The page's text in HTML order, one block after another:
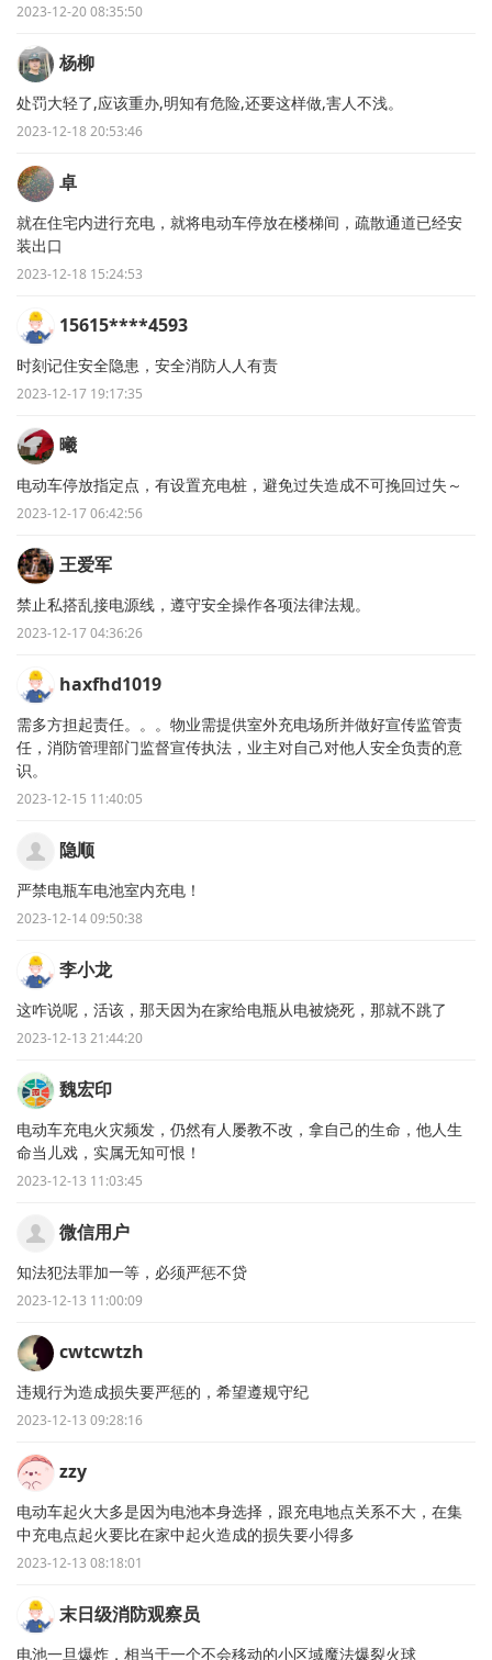
2023-12-20 08:35:50
杨柳
处罚大轻了,应该重办,明知有危险,还要这样做,害人不浅。
2023-12-18 20:53:46
卓
就在住宅内进行充电，就将电动车停放在楼梯间，疏散通道已经安
装出口
2023-12-18 15:24:53
15615****4593
时刻记住安全隐患，安全消防人人有责
2023-12-17 19:17:35
曦
电动车停放指定点，有设置充电桩，避免过失造成不可挽回过失～
2023-12-17 06:42:56
王爱军
禁止私搭乱接电源线，遵守安全操作各项法律法规。
2023-12-17 04:36:26
haxfhd1019
需多方担起责任。。。物业需提供室外充电场所并做好宣传监管责
任，消防管理部门监督宣传执法，业主对自己对他人安全负责的意
识。
2023-12-15 11:40:05
隐顺
严禁电瓶车电池室内充电！
2023-12-14 09:50:38
李小龙
这咋说呢，活该，那天因为在家给电瓶从电被烧死，那就不跳了
2023-12-13 21:44:20
魏宏印
电动车充电火灾频发，仍然有人屡教不改，拿自己的生命，他人生
命当儿戏，实属无知可恨！
2023-12-13 11:03:45
微信用户
知法犯法罪加一等，必须严惩不贷
2023-12-13 11:00:09
cwtcwtzh
违规行为造成损失要严惩的，希望遵规守纪
2023-12-13 09:28:16
zzy
电动车起火大多是因为电池本身选择，跟充电地点关系不大，在集
中充电点起火要比在家中起火造成的损失要小得多
2023-12-13 08:18:01
末日级消防观察员
电池一旦爆炸，相当于一个不会移动的小区域魔法爆裂火球